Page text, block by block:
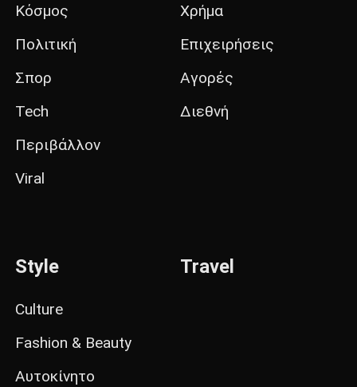
Κόσμος
Πολιτική
Σπορ
Tech
Περιβάλλον
Viral
Χρήμα
Επιχειρήσεις
Αγορές
Διεθνή
Style
Culture
Fashion & Beauty
Αυτοκίνητο
Travel